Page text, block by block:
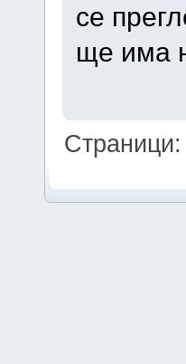
се
ще има